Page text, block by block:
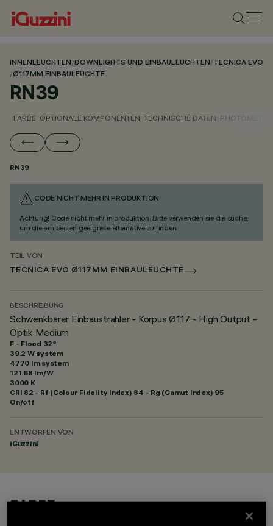
INNENLEUCHTEN/DOWNLIGHTS UND EINBAULEUCHTEN/TECNICA EVO
/Ø117MM EINBAULEUCHTE
RN39
FARBE OPTIONALE KOMPONENTEN TECHNISCHE DATEN
RN39
CODE NICHT MEHR IN PRODUKTION
Achtung! Code nicht mehr in produktion. Bitte verwenden sie die suche,
um die am besten geeignete alternative zu finden.
TEIL VON
TECNICA EVO Ø117MM EINBAULEUCHTE
BESCHREIBUNG
Schwenkbarer Einbaustrahler - Korpus Ø117 - High Output -
Optik Medium
F - Flood 32°
39.2 W system
4770 lm system
121.68 lm/W
3000 K
CRI 82 - Rf (Colour Fidelity Index) 84 - Rg (Gamut Index) 95
On/off
ENTWORFEN VON
iGuzzini
FARBE